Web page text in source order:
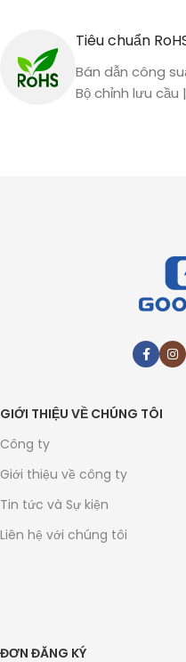
Tiêu chuẩn
Bán dẫn công
Bộ chỉnh lưu cầu
GIỚI THIỆU VỀ CHÚNG TÔI
Công ty
Giới thiệu về công ty
Tin tức và Sự kiện
Liên hệ với chúng tôi
ĐƠN ĐĂNG KÝ